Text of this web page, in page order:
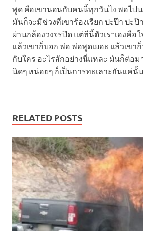
พูด คือเขานอนกับคนนี้ทุกวันไง พอไป
มันก็จะมีช่วงที่เขาร้องเรียก ปะป๊า ปะป๊
ผ่านกล้องวงจรปิด แต่ทีนี้ตัวเราเองคือ
แล้วเขาก็บอก พ่อ พ่อพูดเยอะ แล้วเขา
กับใคร อะไรสักอย่างนี่แหละ มันก็ต่อม
นิดๆ หน่อยๆ ก็เป็นการทะเลาะกันแค่นั้น
RELATED POSTS